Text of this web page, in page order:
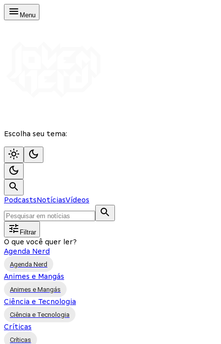
Menu
Escolha seu tema:
PodcastsNotíciasVídeos
Filtrar
O que você quer ler?
Agenda Nerd
Agenda Nerd
Animes e Mangás
Animes e Mangás
Ciência e Tecnologia
Ciência e Tecnologia
Críticas
Críticas